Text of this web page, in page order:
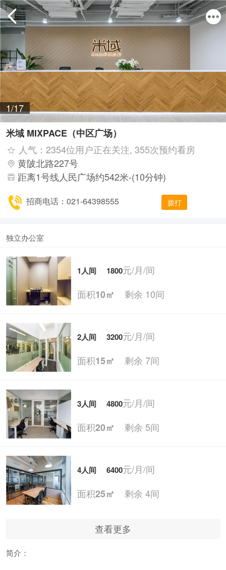
1/17
米域 MIXPACE（中区广场）
人气：2354位用户正在关注, 355次预约看房
黄陂北路227号
距离1号线人民广场约542米-(10分钟)
招商电话：021-64398555 拨打
独立办公室
1人间 1800元/月/间
面积10㎡ 剩余 10间
2人间 3200元/月/间
面积15㎡ 剩余 7间
3人间 4800元/月/间
面积20㎡ 剩余 5间
4人间 6400元/月/间
面积25㎡ 剩余 4间
5人间 8000元/月/间
查看更多
简介：